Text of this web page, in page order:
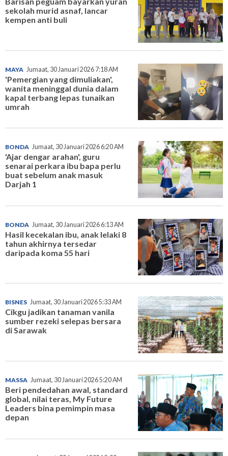
sekolah murid asnaf, lancar
kempen anti buli
MAYA Jumaat, 30 Januari 2026 7:18 AM
'Pemergian yang dimuliakan',
wanita meninggal dunia dalam
kapal terbang lepas tunaikan
umrah
BONDA Jumaat, 30 Januari 2026 6:20 AM
'Ajar dengar arahan', guru
senarai perkara ibu bapa perlu
buat sebelum anak masuk
Darjah 1
BONDA Jumaat, 30 Januari 2026 6:13 AM
Hasil kecekalan ibu, anak lelaki 8
tahun akhirnya tersedar
daripada koma 55 hari
BISNES Jumaat, 30 Januari 2026 5:33 AM
Cikgu jadikan tanaman vanila
sumber rezeki selepas bersara
di Sarawak
MASSA Jumaat, 30 Januari 2026 5:20 AM
Beri pendedahan awal, standard
global, nilai teras, My Future
Leaders bina pemimpin masa
depan